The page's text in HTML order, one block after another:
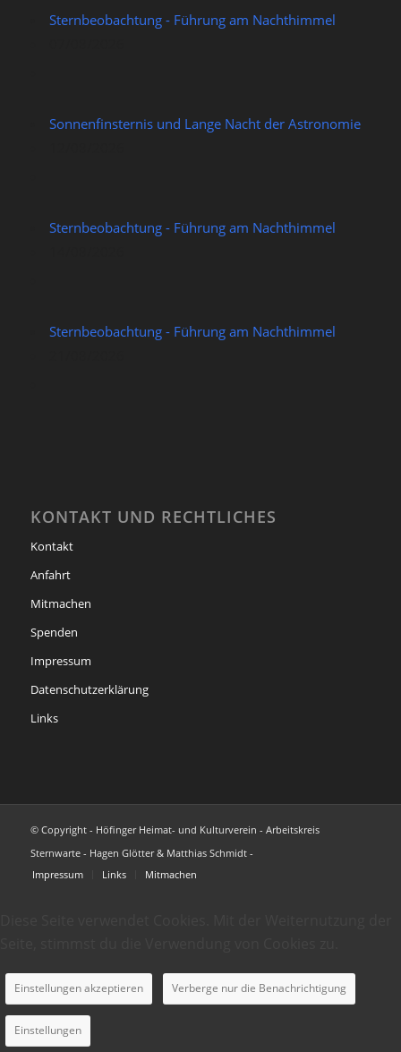
Sternbeobachtung - Führung am Nachthimmel
Sonnenfinsternis und Lange Nacht der Astronomie
Sternbeobachtung - Führung am Nachthimmel
Sternbeobachtung - Führung am Nachthimmel
KONTAKT UND RECHTLICHES
Kontakt
Anfahrt
Mitmachen
Spenden
Impressum
Datenschutzerklärung
Links
© Copyright - Höfinger Heimat- und Kulturverein - Arbeitskreis
Sternwarte - Hagen Glötter & Matthias Schmidt -
Impressum
Links Mitmachen
Einstellungen akzeptieren Verberge nur die Benachrichtigung
Einstellungen